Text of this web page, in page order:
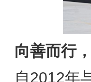
向善而行
自2012年